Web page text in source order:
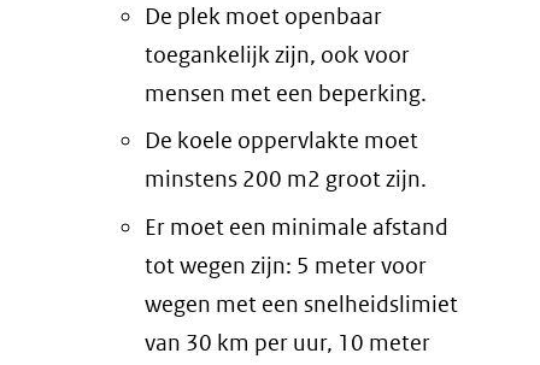
De plek moet openbaar
toegankelijk zijn, ook voor
mensen met een beperking.
De koele oppervlakte moet
minstens 200 m2 groot zijn.
Er moet een minimale afstand
tot wegen zijn: 5 meter voor
wegen met een snelheidslimiet
van 30 km per uur, 10 meter